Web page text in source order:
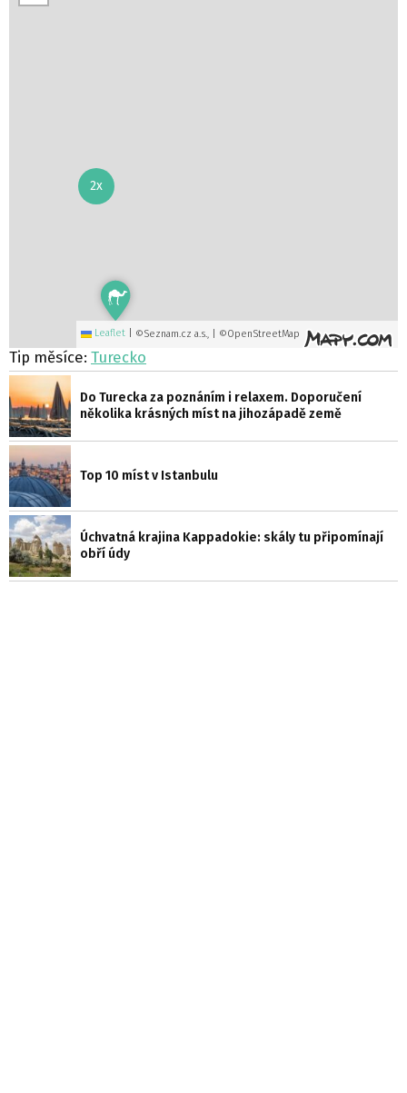
2x
Leaflet ©Seznam.cz a.s., | ©OpenStreetMap
Tip měsíce: Turecko
Do Turecka za poznáním i relaxem. Doporučení
několika krásných míst na jihozápadě země
Top 10 míst v Istanbulu
Úchvatná krajina Kappadokie: skály tu připomínají
obří údy